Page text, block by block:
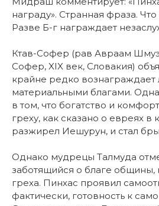
награду». Странная фраза. Что
Разве Б-г награждает
Ктав-Софер (рав Авраам
Софер, XIX век, Словакия)
крайне редко
материальными благами.
в том, что богатство и
греху, как сказано о евреях в
разжирел Иешурун, и стал
Однако мудрецы Талмуда
заботящийся о благе общины,
греха. Пинхас проявил
фактически, готовность к